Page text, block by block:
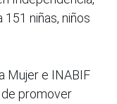
niñas, niños
Mujer e INABIF
promover